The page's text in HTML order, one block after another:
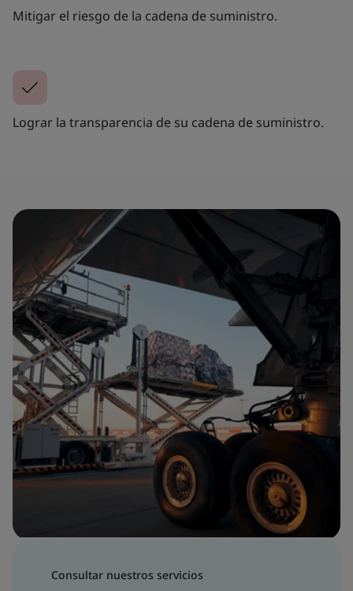
Mitigar el riesgo de la cadena de suministro.
Lograr la transparencia de su cadena de suministro.
Consultar nuestros servicios